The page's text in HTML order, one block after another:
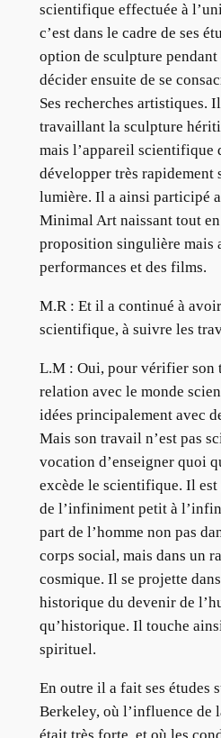
scientifique effectuée à
c’est dans le cadre de ses
option de sculpture pendant
décider ensuite de se
Ses recherches artistiques.
travaillant la sculpture
mais l’appareil scientifique
développer très rapidement
lumière. Il a ainsi participé
Minimal Art naissant tout
proposition singulière mais
performances et des films.
M.R : Et il a continué à
scientifique, à suivre les
L.M : Oui, pour vérifier son
relation avec le monde
idées principalement avec
Mais son travail n’est pas
vocation d’enseigner quoi
excède le scientifique. Il
de l’infiniment petit à
part de l’homme non pas
corps social, mais dans un
cosmique. Il se projette
historique du devenir de
qu’historique. Il touche
spirituel.
En outre il a fait ses études
Berkeley, où l’influence de